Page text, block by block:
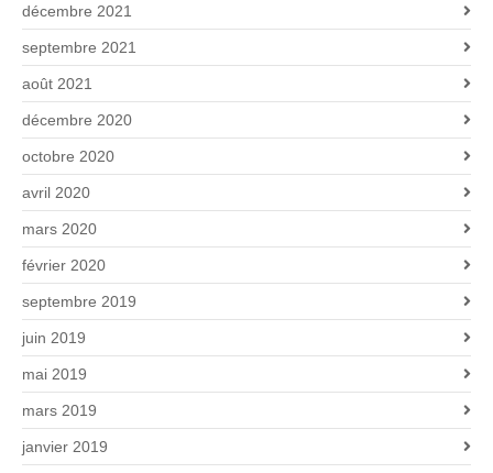
décembre 2021
septembre 2021
août 2021
décembre 2020
octobre 2020
avril 2020
mars 2020
février 2020
septembre 2019
juin 2019
mai 2019
mars 2019
janvier 2019